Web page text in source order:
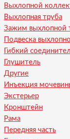
Выхлопной
Выхлопная труба
Зажим выхлопной
Подвеска
Гибкий
Глушитель
Другие
Инъекция
Экстерьер
Кронштейн
Рама
Передняя часть